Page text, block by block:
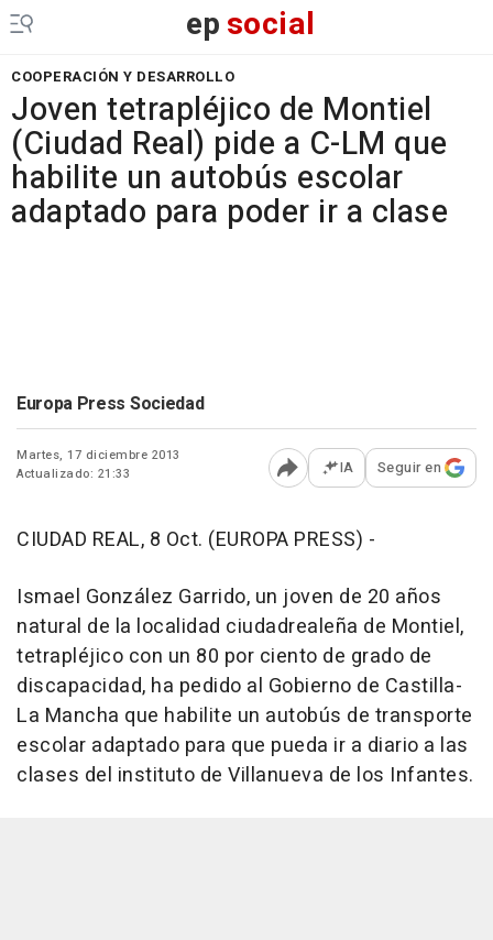
epsocial
COOPERACIÓN Y DESARROLLO
Joven tetrapléjico de Montiel
(Ciudad Real) pide a C-LM que
habilite un autobús escolar
adaptado para poder ir a clase
Europa Press Sociedad
Martes, 17 diciembre 2013
Actualizado: 21:33
Abrir opciones para
IA Seguir en
CIUDAD REAL, 8 Oct. (EUROPA PRESS) -
Ismael González Garrido, un joven de 20 años
natural de la localidad ciudadrealeña de Montiel,
tetrapléjico con un 80 por ciento de grado de
discapacidad, ha pedido al Gobierno de Castilla-
La Mancha que habilite un autobús de transporte
escolar adaptado para que pueda ir a diario a las
clases del instituto de Villanueva de los Infantes.